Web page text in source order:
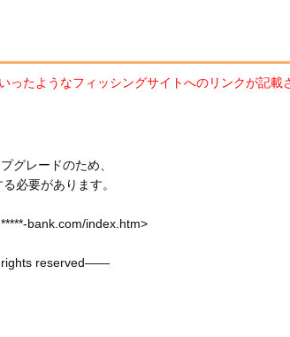
たようなフィッシングサイトへのリンクが記載
グレードのため、
必要があります。
bank.com/index.htm>
rights reserved――